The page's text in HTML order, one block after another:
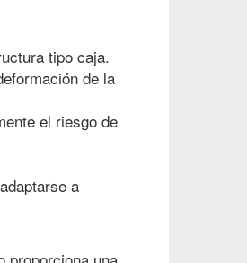
tipo caja.
de la
el riesgo de
a
proporciona una